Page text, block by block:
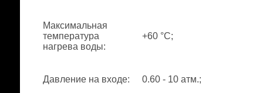
Максимальная
температура
нагрева воды:
+60 °С;
Давление на входе: 0.60 - 10 атм.;